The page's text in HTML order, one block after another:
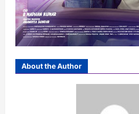
About the Author